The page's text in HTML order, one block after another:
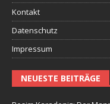
Kontakt
Datenschutz
Impressum
NEUESTE BEITRÄGE